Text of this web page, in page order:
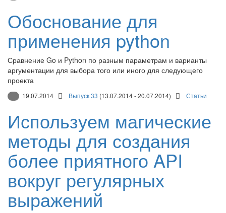
Обоснование для
применения python
Сравнение Go и Python по разным параметрам и варианты
аргументации для выбора того или иного для следующего
проекта
19.07.2014 Выпуск 33 (13.07.2014 - 20.07.2014) Статьи
Используем магические
методы для создания
более приятного API
вокруг регулярных
выражений